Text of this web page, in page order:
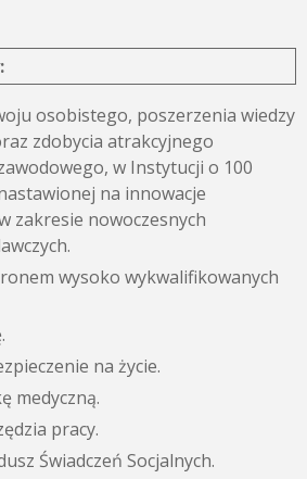
osobistego, poszerzenia wiedzy
zdobycia atrakcyjnego
w Instytucji o 100
na innowacje
zakresie nowoczesnych
wysoko wykwalifikowanych
na życie.
medyczną.
pracy.
Świadczeń Socjalnych.